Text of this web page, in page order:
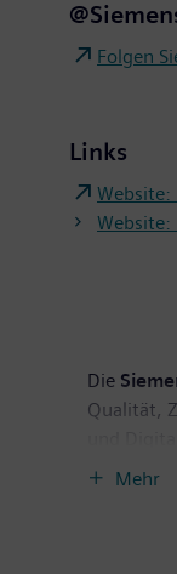
Folgen
Links
Website:
Website:
Die
Qualität,
Anbieter
Mehr